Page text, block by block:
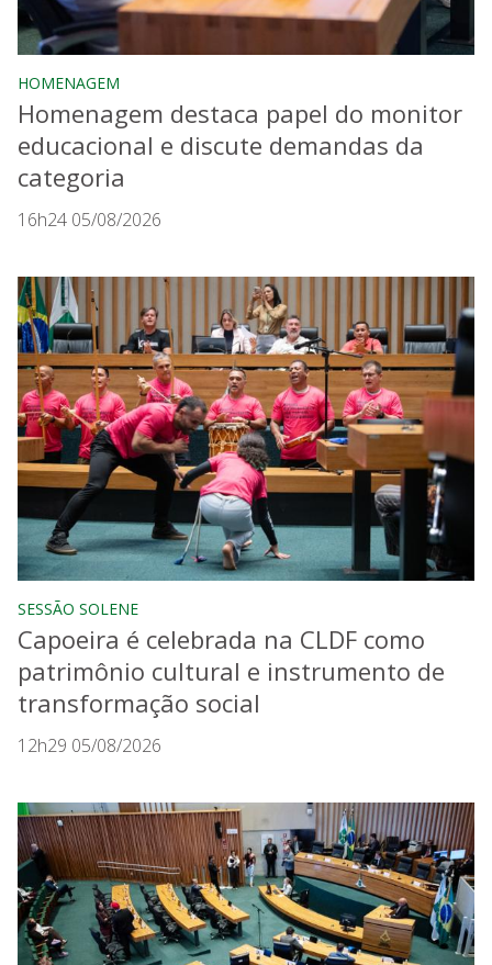
HOMENAGEM
Homenagem destaca papel do monitor
educacional e discute demandas da
categoria
16h24 05/08/2026
SESSÃO SOLENE
Capoeira é celebrada na CLDF como
patrimônio cultural e instrumento de
transformação social
12h29 05/08/2026